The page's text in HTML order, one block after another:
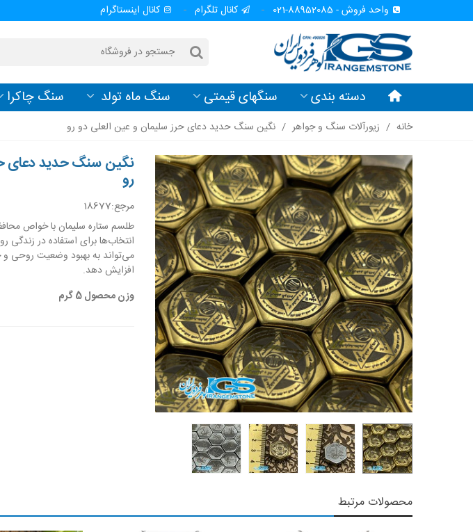
واحد فروش - 88952085-021 کانال تلگرام کانال اینستاگرام
دسته بندی سنگهای قیمتی سنگ ماه تولد سنگ چاکرا
خانه / زیورآلات سنگ و جواهر / نگین سنگ حدید دعای حرز سلیمان و عین العلی دو رو
نگین سنگ حدید دعای
رو
مرجع:18677
طلسم ستاره سلیمان با خواص
انتخاب‌ها برای استفاده در زندگی
می‌تواند به بهبود وضعیت
افزایش دهد.
وزن محصول 5 گرم
محصولات مرتبط